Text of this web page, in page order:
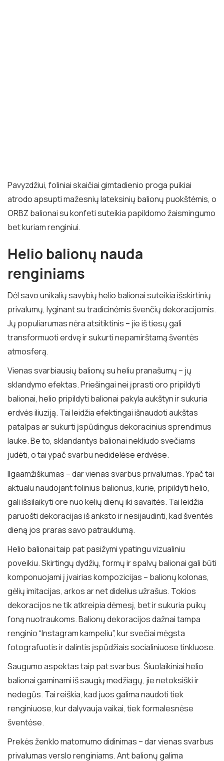
Pavyzdžiui, foliniai skaičiai gimtadienio proga puikiai
atrodo apsupti mažesnių lateksinių balionų puokštėmis, o
ORBZ balionai su konfeti suteikia papildomo žaismingumo
bet kuriam renginiui.
Helio balionų nauda
renginiams
Dėl savo unikalių savybių helio balionai suteikia išskirtinių
privalumų, lyginant su tradicinėmis švenčių dekoracijomis.
Jų populiarumas nėra atsitiktinis – jie iš tiesų gali
transformuoti erdvę ir sukurti nepamirštamą šventės
atmosferą.
Vienas svarbiausių balionų su heliu pranašumų – jų
sklandymo efektas. Priešingai nei įprasti oro pripildyti
balionai, helio pripildyti balionai pakyla aukštyn ir sukuria
erdvės iliuziją. Tai leidžia efektingai išnaudoti aukštas
patalpas ar sukurti įspūdingus dekoracinius sprendimus
lauke. Be to, sklandantys balionai nekliudo svečiams
judėti, o tai ypač svarbu nedidelėse erdvėse.
Ilgaamžiškumas – dar vienas svarbus privalumas. Ypač tai
aktualu naudojant folinius balionus, kurie, pripildyti helio,
gali išsilaikyti ore nuo kelių dienų iki savaitės. Tai leidžia
paruošti dekoracijas iš anksto ir nesijaudinti, kad šventės
dieną jos praras savo patrauklumą.
Helio balionai taip pat pasižymi ypatingu vizualiniu
poveikiu. Skirtingų dydžių, formų ir spalvų balionai gali būti
komponuojami į įvairias kompozicijas – balionų kolonas,
gėlių imitacijas, arkos ar net didelius užrašus. Tokios
dekoracijos ne tik atkreipia dėmesį, bet ir sukuria puikų
foną nuotraukoms. Balionų dekoracijos dažnai tampa
renginio “Instagram kampeliu”, kur svečiai mėgsta
fotografuotis ir dalintis įspūdžiais socialiniuose tinkluose.
Saugumo aspektas taip pat svarbus. Šiuolaikiniai helio
balionai gaminami iš saugių medžiagų, jie netoksiški ir
nedegūs. Tai reiškia, kad juos galima naudoti tiek
renginiuose, kur dalyvauja vaikai, tiek formalesnėse
šventėse.
Prekės ženklo matomumo didinimas – dar vienas svarbus
privalumas verslo renginiams. Ant balionų galima